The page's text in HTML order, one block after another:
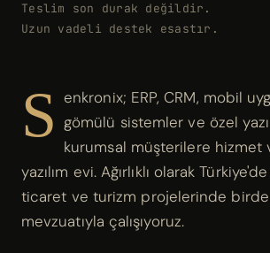
Teslim son durak değildir.
Uzun vadeli destek esastır.
S enkronix; ERP, CRM, mobil
gömülü sistemler ve özel
kurumsal müşterilere hizmet
yazılım evi. Ağırlıklı olarak
ticaret ve turizm projelerinde
mevzuatıyla çalışıyoruz.